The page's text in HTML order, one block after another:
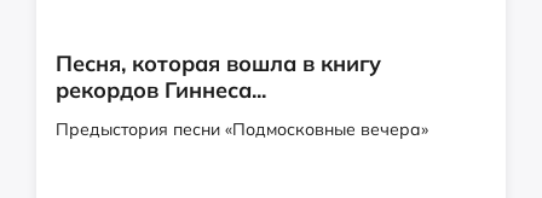
Песня, которая вошла в книгу
рекордов Гиннеса...
Предыстория песни «Подмосковные вечера»